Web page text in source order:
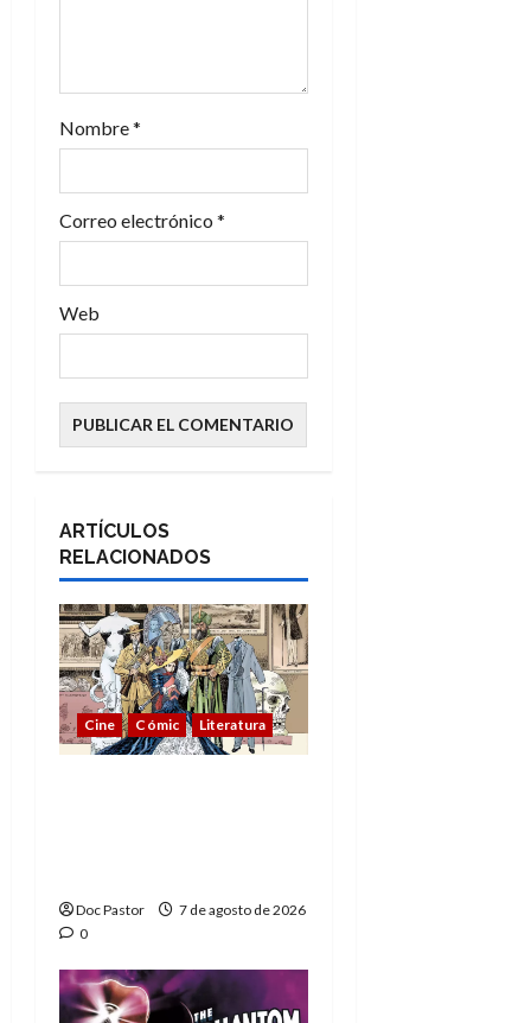
d
a
s
Nombre*
Correo electrónico *
Web
ARTÍCULOS
RELACIONADOS
Cine Cómic Literatura
Doc Pastor
7 de agosto de 2026
0